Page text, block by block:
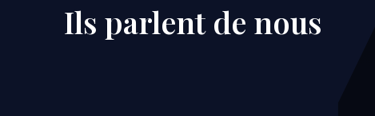
Ils parlent de nous